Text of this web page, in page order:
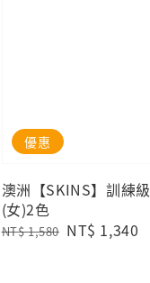
優惠
澳洲【SKINS】訓練
(女)2色
Regular
NT$ 1,580 Sale
NT$ 1,340